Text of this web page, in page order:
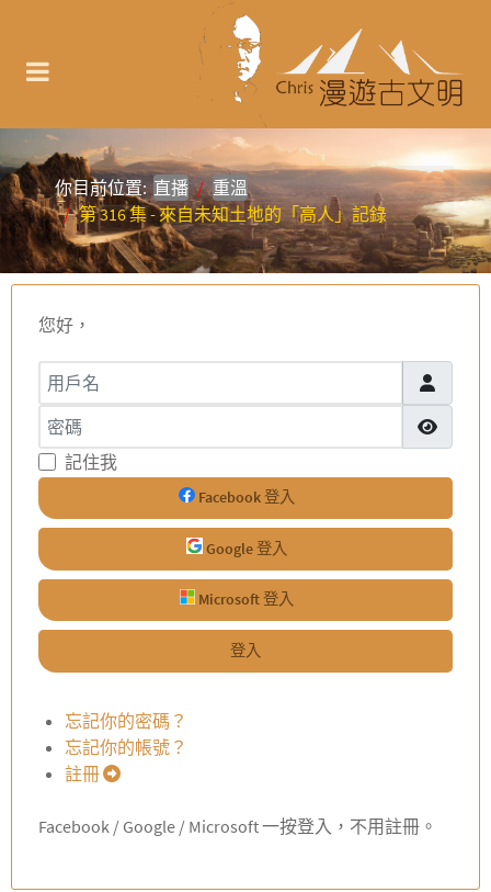
你目前位置:直播
重溫
第 316 集 - 來自未知土地的「高人」記錄
您好，
用戶名
密碼
顯示密碼
記住我
Facebook 登入
Google 登入
Microsoft 登入
登入
忘記你的密碼？
忘記你的帳號？
註冊
Facebook / Google / Microsoft 一按登入，不用註冊。